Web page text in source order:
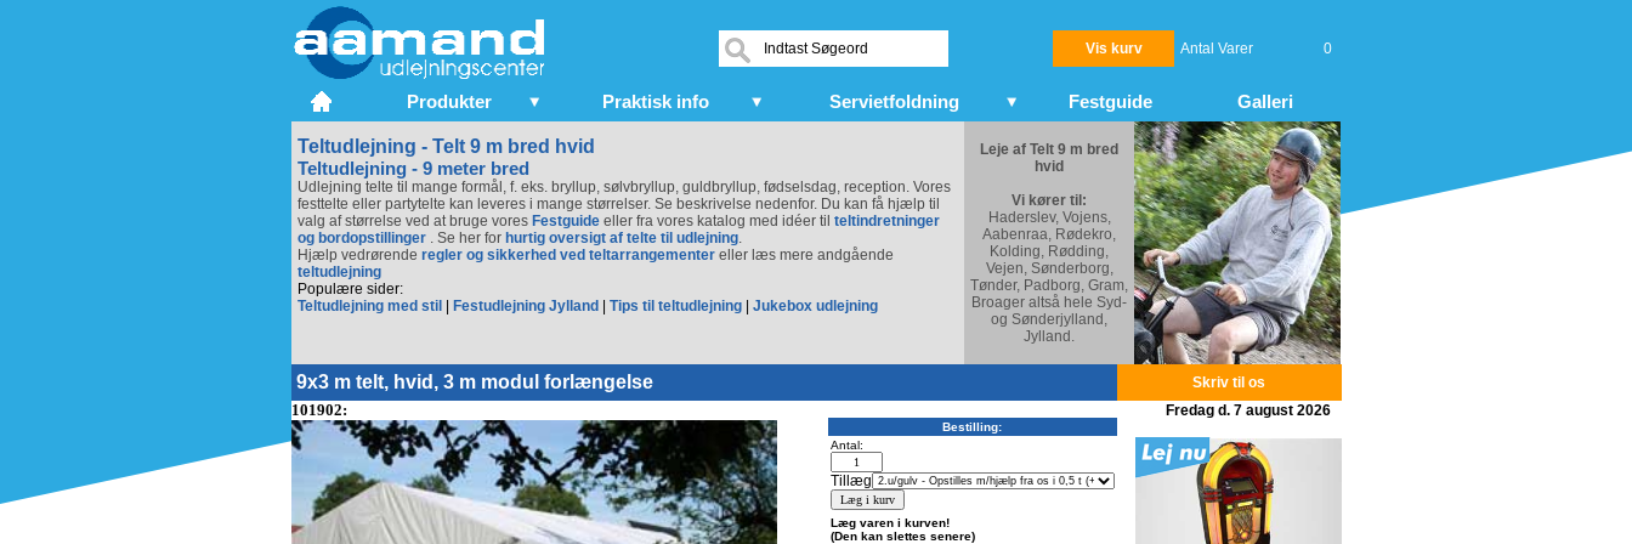
Vis kurv Antal Varer 0
Teltudlejning - Telt 9 m bred hvid
Teltudlejning - 9 meter bred
Udlejning telte til mange formål, f. eks. bryllup, sølvbryllup, guldbryllup, fødselsdag, reception. Vores
festtelte eller partytelte kan leveres i mange størrelser. Se beskrivelse nedenfor. Du kan få hjælp til
valg af størrelse ved at bruge vores Festguide eller fra vores katalog med idéer til teltindretninger
og bordopstillinger . Se her for hurtig oversigt af telte til udlejning.
Hjælp vedrørende regler og sikkerhed ved teltarrangementer eller læs mere andgående
teltudlejning
Populære sider:
Teltudlejning med stil
Festudlejning Jylland Tips til teltudlejning Jukebox udlejning
Leje af Telt 9 m bred
hvid
Vi kører til:
Haderslev, Vojens,
Aabenraa, Rødekro,
Kolding, Rødding,
Vejen, Sønderborg,
Tønder, Padborg, Gram,
Broager altså hele Syd-
og Sønderjylland,
Jylland.
9x3 m telt, hvid, 3 m modul forlængelse
101902:
Bestilling:
Antal:
Tillæg
Læg varen i kurven!
(Den kan slettes senere)
Skriv til os
Fredag d. 7 august 2026
Produkter Praktisk info Servietfoldning Festguide Galleri